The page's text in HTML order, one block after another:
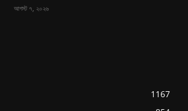
আগস্ট ৭, ২০২৬
1167